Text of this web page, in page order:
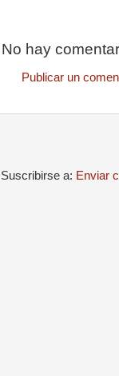
No hay
Publicar un
Suscribirse a: Enviar